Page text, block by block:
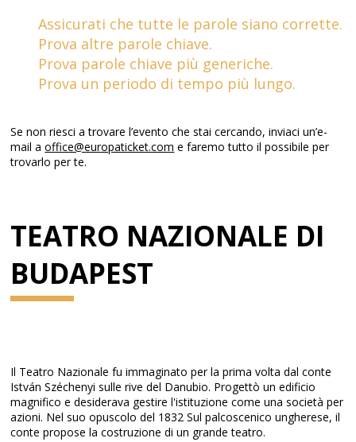
Assicurati che tutte le parole siano corrette.
Prova altre parole chiave.
Prova parole chiave più generiche.
Prova un periodo di tempo più lungo.
Se non riesci a trovare l’evento che stai cercando, inviaci un’e-
mail aoffice@europaticket.com e faremo tutto il possibile per
trovarlo per te.
TEATRO NAZIONALE DI
BUDAPEST
Il Teatro Nazionale fu immaginato per la prima volta dal conte
István Széchenyi sulle rive del Danubio. Progettò un edificio
magnifico e desiderava gestire l'istituzione come una società per
azioni. Nel suo opuscolo del 1832 Sul palcoscenico ungherese, il
conte propose la costruzione di un grande teatro.